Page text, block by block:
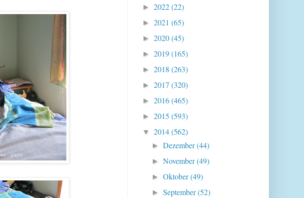
► 2022(22)
► 2021 (65)
► 2020(45)
► 2019(165)
► 2018 (263)
► 2017 (320)
► 2016(465)
► 2015 (593)
▼ 2014(562)
►Dezember(44)
►November(49)
►Oktober(49)
►September(52)